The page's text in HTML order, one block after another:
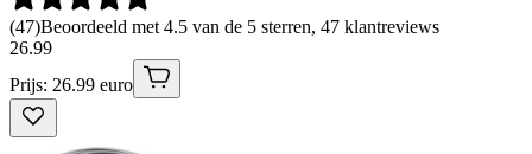
(47)Beoordeeld met 4.5 van de 5 sterren, 47 klantreviews
26.99
Prijs: 26.99 euro